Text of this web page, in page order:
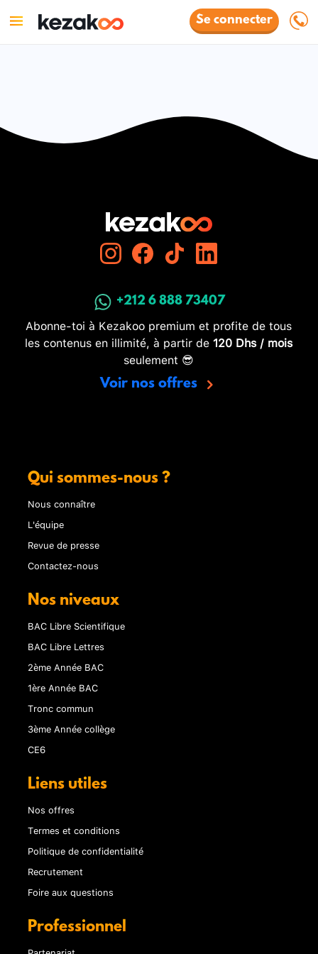
Se connecter
+212 6 888 73407
Abonne-toi à Kezakoo premium et profite de tous
les contenus en illimité, à partir de 120 Dhs / mois
seulement 😎
Voir nos offres
Qui sommes-nous ?
Nous connaître
L'équipe
Revue de presse
Contactez-nous
Nos niveaux
BAC Libre Scientifique
BAC Libre Lettres
2ème Année BAC
1ère Année BAC
Tronc commun
3ème Année collège
CE6
Liens utiles
Nos offres
Termes et conditions
Politique de confidentialité
Recrutement
Foire aux questions
Professionnel